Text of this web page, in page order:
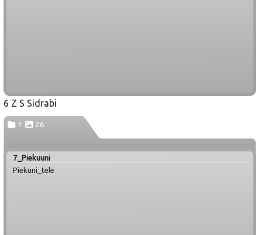
6 Z S Sidrabi
1 26
7_Piekuuni
Piekuni_tele